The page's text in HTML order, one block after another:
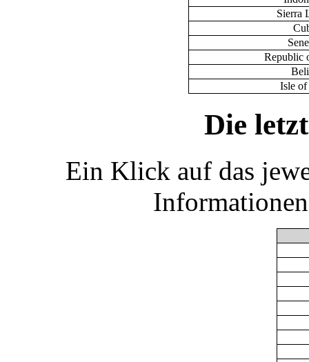
Sierra
Republic
Isle
Die
Ein Klick auf das